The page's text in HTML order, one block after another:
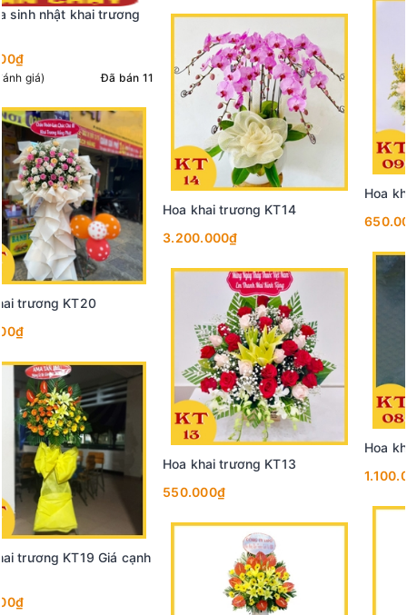
Hoa khai trương KT09
650.000₫
Hoa khai trương KT08
1.100.000₫